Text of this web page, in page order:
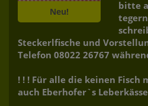
Neu!
bitte
Steckerlfische und
Telefon 08022 26767
! ! ! Für alle die keinen Fisch
auch Eberhofer`s